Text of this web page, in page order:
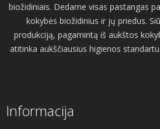
biožidiniais. Dedame visas pastangas
kokybės biožidinius ir jų priedus.
produkciją, pagamintą iš aukštos
atitinka aukščiausius higienos
Informacija